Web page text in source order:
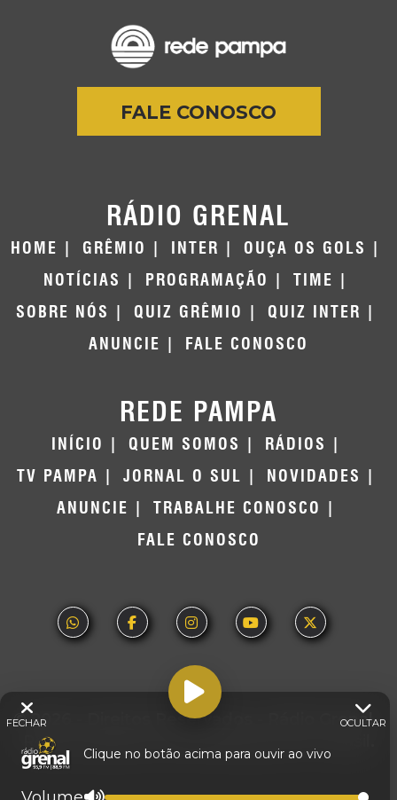
FALE CONOSCO
RÁDIO GRENAL
HOME GRÊMIO INTER
OUÇA OS GOLS
NOTÍCIAS
PROGRAMAÇÃO
TIME
SOBRE NÓS
QUIZ GRÊMIO
QUIZ INTER
ANUNCIE
FALE CONOSCO
REDE PAMPA
INÍCIO QUEM SOMOS
RÁDIOS
TV PAMPA
JORNAL O SUL
NOVIDADES
ANUNCIE
TRABALHE CONOSCO
FALE CONOSCO
© 2026 - Direitos Reservados - Rádio Grenal -
Rede Pampa de Comunicação | RS - Brasil.
OCULTAR
FECHAR
Clique no botão acima para ouvir ao vivo